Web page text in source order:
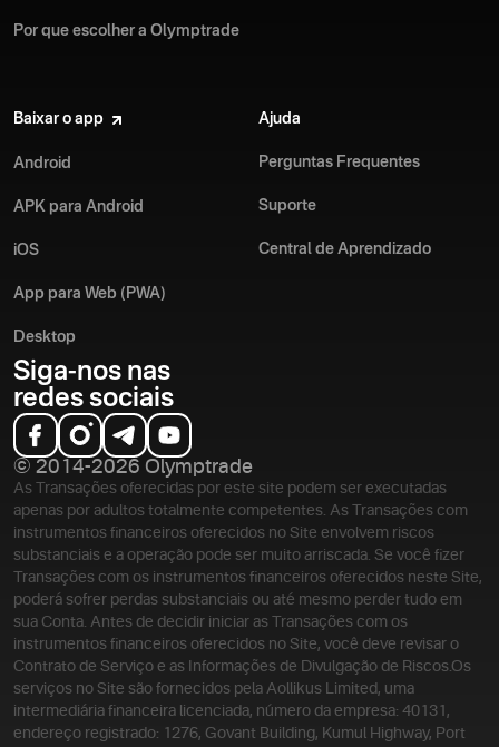
Por que escolher a Olymptrade
Baixar o app
Android
APK para Android
iOS
App para Web (PWA)
Desktop
Ajuda
Perguntas Frequentes
Suporte
Central de Aprendizado
Siga-nos nas
redes sociais
© 2014-2026 Olymptrade
As Transações oferecidas por este site podem ser executadas
apenas por adultos totalmente competentes. As Transações com
instrumentos financeiros oferecidos no Site envolvem riscos
substanciais e a operação pode ser muito arriscada. Se você fizer
Transações com os instrumentos financeiros oferecidos neste Site,
poderá sofrer perdas substanciais ou até mesmo perder tudo em
sua Conta. Antes de decidir iniciar as Transações com os
instrumentos financeiros oferecidos no Site, você deve revisar o
Contrato de Serviço e as Informações de Divulgação de Riscos.Os
serviços no Site são fornecidos pela Aollikus Limited, uma
intermediária financeira licenciada, número da empresa: 40131,
endereço registrado: 1276, Govant Building, Kumul Highway, Port